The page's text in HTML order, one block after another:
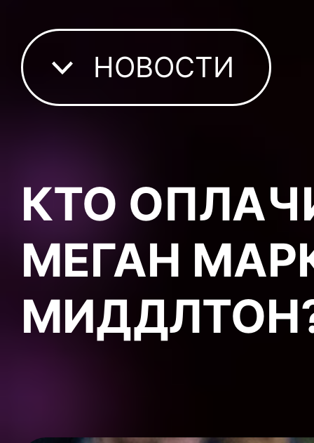
НОВОСТИ
КТО
МЕГАН